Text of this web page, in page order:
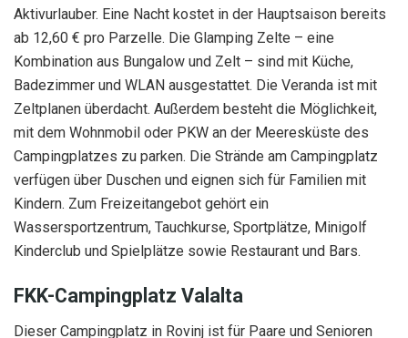
Aktivurlauber. Eine Nacht kostet in der Hauptsaison bereits
ab 12,60 € pro Parzelle. Die Glamping Zelte – eine
Kombination aus Bungalow und Zelt – sind mit Küche,
Badezimmer und WLAN ausgestattet. Die Veranda ist mit
Zeltplanen überdacht. Außerdem besteht die Möglichkeit,
mit dem Wohnmobil oder PKW an der Meeresküste des
Campingplatzes zu parken. Die Strände am Campingplatz
verfügen über Duschen und eignen sich für Familien mit
Kindern. Zum Freizeitangebot gehört ein
Wassersportzentrum, Tauchkurse, Sportplätze, Minigolf
Kinderclub und Spielplätze sowie Restaurant und Bars.
FKK-Campingplatz Valalta
Dieser Campingplatz in Rovinj ist für Paare und Senioren